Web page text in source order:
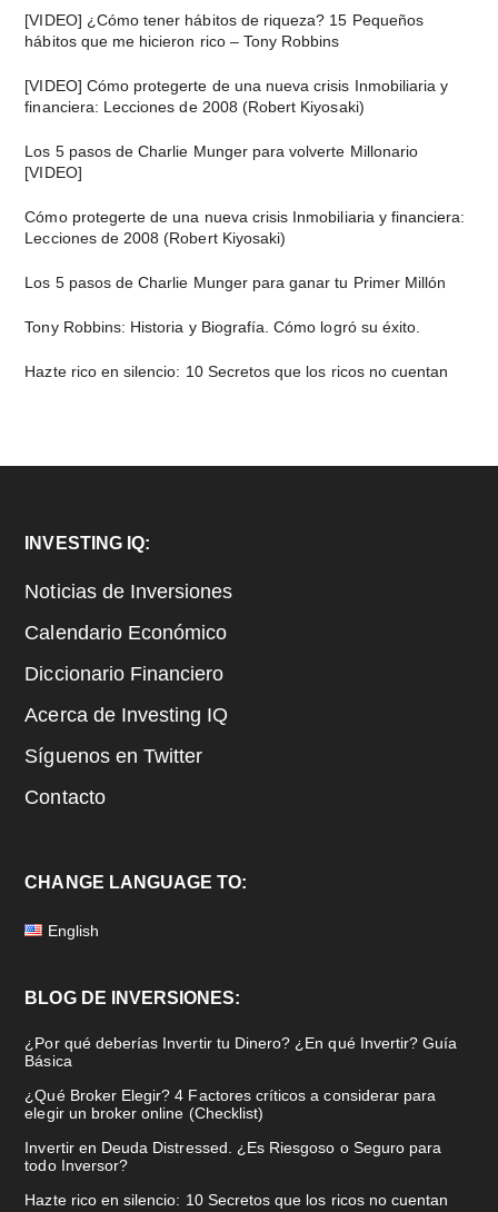
lateral
principal
[VIDEO] ¿Cómo tener hábitos de riqueza? 15 Pequeños
hábitos que me hicieron rico – Tony Robbins
[VIDEO] Cómo protegerte de una nueva crisis Inmobiliaria y
financiera: Lecciones de 2008 (Robert Kiyosaki)
Los 5 pasos de Charlie Munger para volverte Millonario
[VIDEO]
Cómo protegerte de una nueva crisis Inmobiliaria y financiera:
Lecciones de 2008 (Robert Kiyosaki)
Los 5 pasos de Charlie Munger para ganar tu Primer Millón
Tony Robbins: Historia y Biografía. Cómo logró su éxito.
Hazte rico en silencio: 10 Secretos que los ricos no cuentan
Footer
INVESTING IQ:
Noticias de Inversiones
Calendario Económico
Diccionario Financiero
Acerca de Investing IQ
Síguenos en Twitter
Contacto
CHANGE LANGUAGE TO:
English
BLOG DE INVERSIONES:
¿Por qué deberías Invertir tu Dinero? ¿En qué Invertir? Guía
Básica
¿Qué Broker Elegir? 4 Factores críticos a considerar para
elegir un broker online (Checklist)
Invertir en Deuda Distressed. ¿Es Riesgoso o Seguro para
todo Inversor?
Hazte rico en silencio: 10 Secretos que los ricos no cuentan